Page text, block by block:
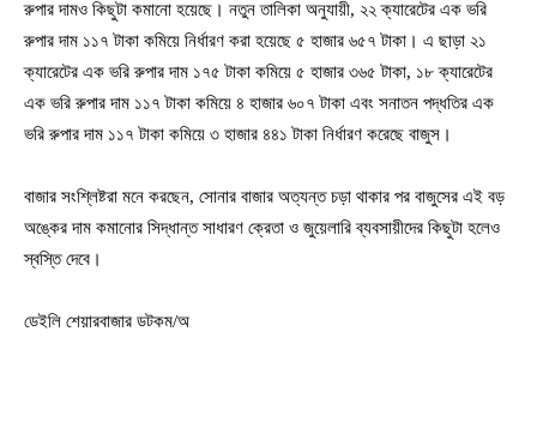
রুপার দামও কিছুটা কমানো হয়েছে। নতুন তালিকা অনুযায়ী, ২২ ক্যারেটের এক ভরি
রুপার দাম ১১৭ টাকা কমিয়ে নির্ধারণ করা হয়েছে ৫ হাজার ৬৫৭ টাকা। এ ছাড়া ২১
ক্যারেটের এক ভরি রুপার দাম ১৭৫ টাকা কমিয়ে ৫ হাজার ৩৬৫ টাকা, ১৮ ক্যারেটের
এক ভরি রুপার দাম ১১৭ টাকা কমিয়ে ৪ হাজার ৬০৭ টাকা এবং সনাতন পদ্ধতির এক
ভরি রুপার দাম ১১৭ টাকা কমিয়ে ৩ হাজার ৪৪১ টাকা নির্ধারণ করেছে বাজুস।
বাজার সংশ্লিষ্টরা মনে করছেন, সোনার বাজার অত্যন্ত চড়া থাকার পর বাজুসের এই বড়
অঙ্কের দাম কমানোর সিদ্ধান্ত সাধারণ ক্রেতা ও জুয়েলারি ব্যবসায়ীদের কিছুটা হলেও
স্বস্তি দেবে।
ডেইলি শেয়ারবাজার ডটকম/অ